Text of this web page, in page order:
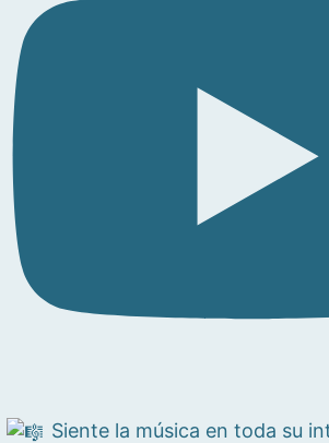
Siente la música en toda su